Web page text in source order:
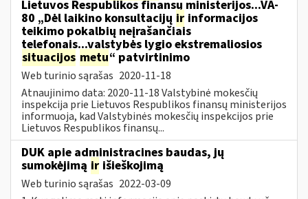
Lietuvos Respublikos finansų ministerijos...VA-
80 „Dėl laikino konsultacijų ir informacijos
teikimo pokalbių neįrašančiais
telefonais...valstybės lygio ekstremaliosios
situacijos metu“ patvirtinimo
Web turinio sąrašas 2020-11-18
Atnaujinimo data: 2020-11-18 Valstybinė mokesčių
inspekcija prie Lietuvos Respublikos finansų ministerijos
informuoja, kad Valstybinės mokesčių inspekcijos prie
Lietuvos Respublikos finansų...
DUK apie administracines baudas, jų
sumokėjimą ir išieškojimą
Web turinio sąrašas 2022-03-09